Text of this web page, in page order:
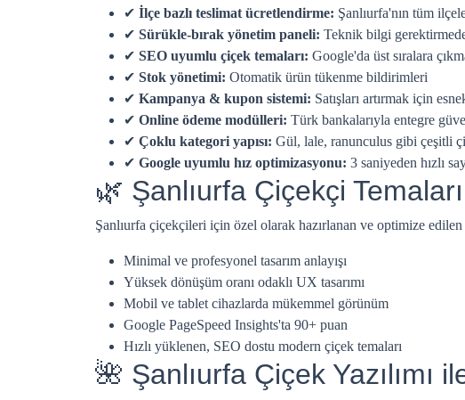
✔ İlçe bazlı teslimat ücretlendirme: Şanlıurfa'nın tüm
✔ Sürükle-bırak yönetim paneli: Teknik bilgi
✔ SEO uyumlu çiçek temaları: Google'da üst sıralara
✔ Stok yönetimi: Otomatik ürün tükenme bildirimleri
✔ Kampanya & kupon sistemi: Satışları artırmak için
✔ Online ödeme modülleri: Türk bankalarıyla entegre
✔ Çoklu kategori yapısı: Gül, lale, ranunculus gibi çeşitli
✔ Google uyumlu hız optimizasyonu: 3 saniyeden hızlı
🌿 Şanlıurfa Çiçekçi
Şanlıurfa çiçekçileri için özel olarak hazırlanan ve optimize
Minimal ve profesyonel tasarım anlayışı
Yüksek dönüşüm oranı odaklı UX tasarımı
Mobil ve tablet cihazlarda mükemmel görünüm
Google PageSpeed Insights'ta 90+ puan
Hızlı yüklenen, SEO dostu modern çiçek temaları
🌺 Şanlıurfa Çiçek Yazılımı